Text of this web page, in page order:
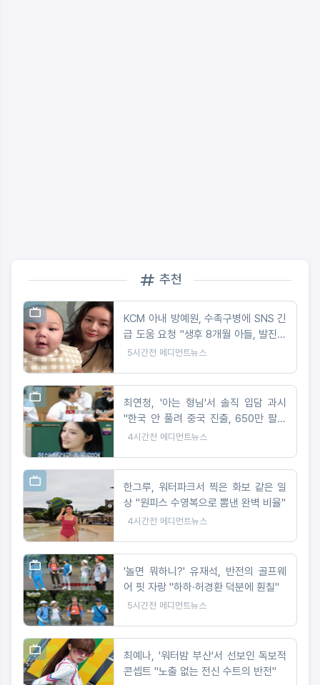
추천
KCM 아내 방예원, 수족구병에 SNS 긴
급 도움 요청 "생후 8개월 아들, 발진에
마음 아파"
5시간전 메디먼트뉴스
최연청, '아는 형님'서 솔직 입담 과시
"한국 안 풀려 중국 진출, 650만 팔로
워 대박"
4시간전 메디먼트뉴스
한그루, 워터파크서 찍은 화보 같은 일
상 "원피스 수영복으로 뽐낸 완벽 비율"
4시간전 메디먼트뉴스
'놀면 뭐하니?' 유재석, 반전의 골프웨
어 핏 자랑 "하하·허경환 덕분에 훤칠"
5시간전 메디먼트뉴스
최예나, '워터밤 부산'서 선보인 독보적
콘셉트 "노출 없는 전신 수트의 반전"